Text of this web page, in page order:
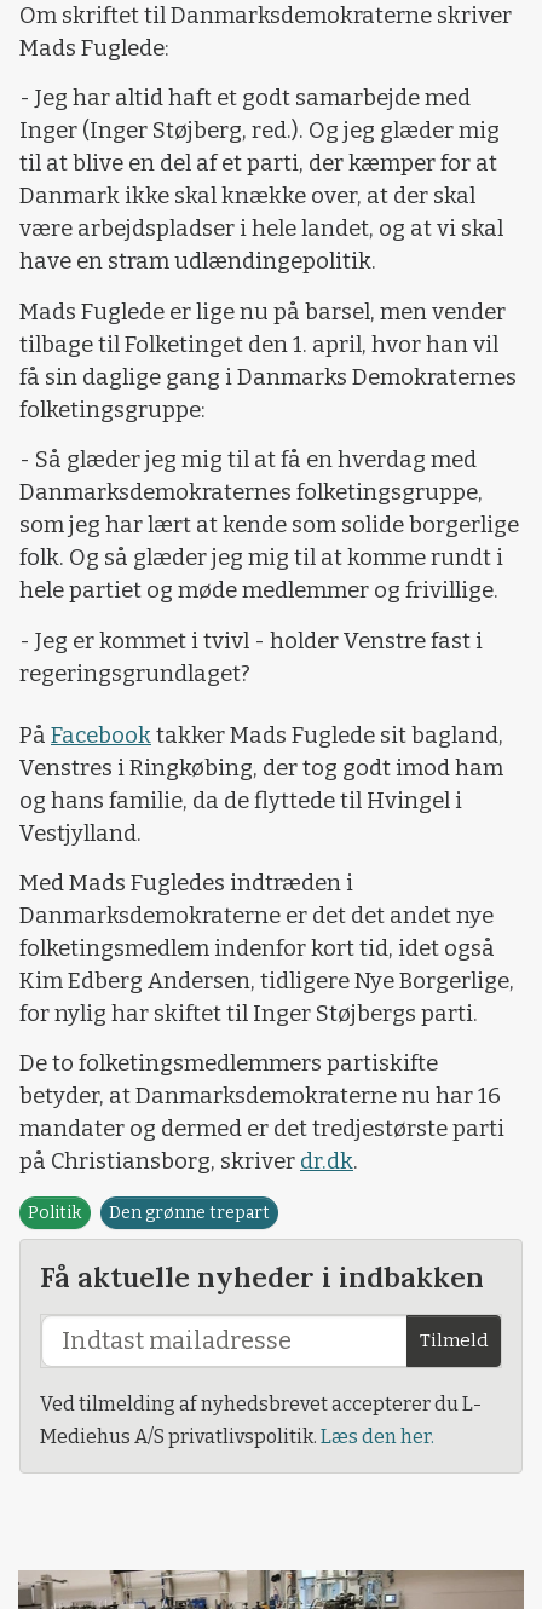
Om skriftet til Danmarksdemokraterne skriver
Mads Fuglede:
- Jeg har altid haft et godt samarbejde med
Inger (Inger Støjberg, red.). Og jeg glæder mig
til at blive en del af et parti, der kæmper for at
Danmark ikke skal knække over, at der skal
være arbejdspladser i hele landet, og at vi skal
have en stram udlændingepolitik.
Mads Fuglede er lige nu på barsel, men vender
tilbage til Folketinget den 1. april, hvor han vil
få sin daglige gang i Danmarks Demokraternes
folketingsgruppe:
- Så glæder jeg mig til at få en hverdag med
Danmarksdemokraternes folketingsgruppe,
som jeg har lært at kende som solide borgerlige
folk. Og så glæder jeg mig til at komme rundt i
hele partiet og møde medlemmer og frivillige.
- Jeg er kommet i tvivl - holder Venstre fast i
regeringsgrundlaget?
På Facebooktakker Mads Fuglede sit bagland,
Venstres i Ringkøbing, der tog godt imod ham
og hans familie, da de flyttede til Hvingel i
Vestjylland.
Med Mads Fugledes indtræden i
Danmarksdemokraterne er det det andet nye
folketingsmedlem indenfor kort tid, idet også
Kim Edberg Andersen, tidligere Nye Borgerlige,
for nylig har skiftet til Inger Støjbergs parti.
De to folketingsmedlemmers partiskifte
betyder, at Danmarksdemokraterne nu har 16
mandater og dermed er det tredjestørste parti
på Christiansborg, skriver dr.dk.
Politik Den grønne trepart
Få aktuelle nyheder i indbakken
Tilmeld
Ved tilmelding af nyhedsbrevet accepterer du L-
Mediehus A/S privatlivspolitik. Læs den her.